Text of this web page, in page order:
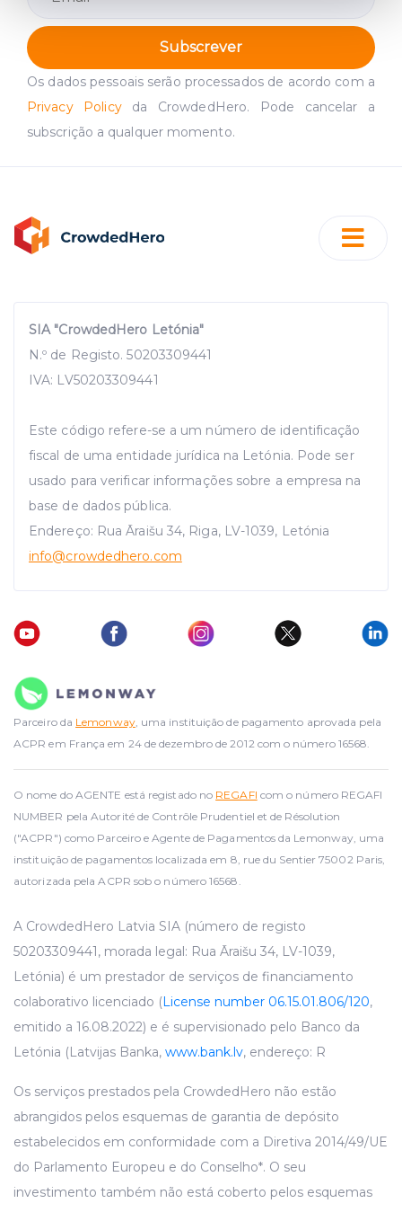
and set your preferences in thedetails section.
We use cookies to provide website functionality, analyse
traffic data, display customized page content and
advertising. See more in ourCookies policy
Subscrever
Os dados pessoais serão processados de acordo com a
Privacy Policyda CrowdedHero. Pode cancelar a
subscrição a qualquer momento.
SIA "CrowdedHero Letónia"
N.º de Registo. 50203309441
IVA: LV50203309441
Este código refere-se a um número de identificação
fiscal de uma entidade jurídica na Letónia. Pode ser
usado para verificar informações sobre a empresa na
base de dados pública.
Endereço: Rua Āraišu 34, Riga, LV-1039, Letónia
info@crowdedhero.com
Parceiro da Lemonway, uma instituição de pagamento aprovada pela
ACPR em França em 24 de dezembro de 2012 com o número 16568.
O nome do AGENTE está registado no REGAFI com o número REGAFI
NUMBER pela Autorité de Contrôle Prudentiel et de Résolution
("ACPR") como Parceiro e Agente de Pagamentos da Lemonway, uma
instituição de pagamentos localizada em 8, rue du Sentier 75002 Paris,
autorizada pela ACPR sob o número 16568.
A CrowdedHero Latvia SIA (número de registo
50203309441, morada legal: Rua Āraišu 34, LV-1039,
Letónia) é um prestador de serviços de financiamento
colaborativo licenciado (License number 06.15.01.806/120,
emitido a 16.08.2022) e é supervisionado pelo Banco da
Letónia (Latvijas Banka, www.bank.lv, endereço: R
Os serviços prestados pela CrowdedHero não estão
abrangidos pelos esquemas de garantia de depósito
estabelecidos em conformidade com a Diretiva 2014/49/UE
do Parlamento Europeu e do Conselho*. O seu
investimento também não está coberto pelos esquemas